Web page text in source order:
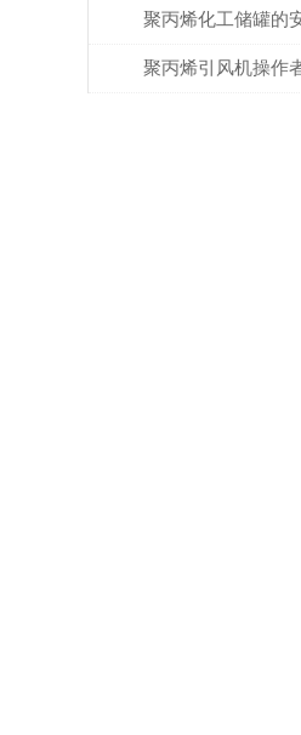
明
聚丙烯化工储罐的
到位了吗？
聚丙烯引风机操作